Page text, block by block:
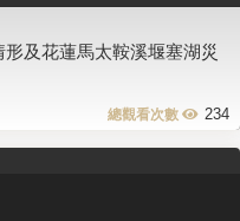
及花蓮馬太鞍溪堰塞湖災
234